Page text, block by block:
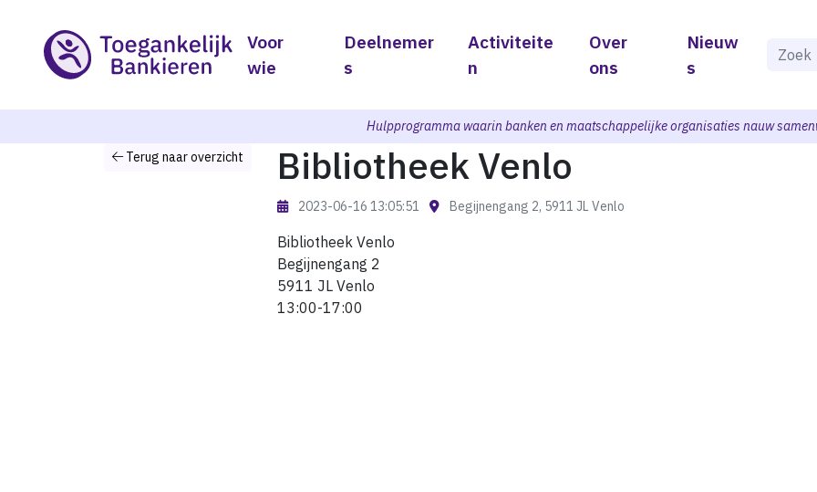
Voor
wie
Deelnemer
s
Activiteite
n
Over
ons
Nieuw
s
Als
Hulpprogramma waarin banken en maatschappelijke organisaties nauw
Terug naar overzicht
Bibliotheek Venlo
2023-06-16 13:05:51 Begijnengang 2, 5911 JL Venlo
Bibliotheek Venlo
Begijnengang 2
5911 JL Venlo
13:00-17:00